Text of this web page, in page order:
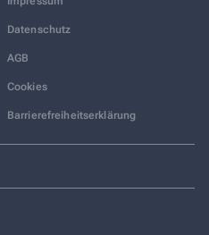
Datenschutz
AGB
Cookies
Barrierefreiheitserklärung